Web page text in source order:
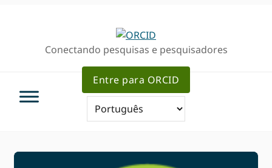
navegaçãoConectando pesquisas e pesquisadores
Entre para ORCID